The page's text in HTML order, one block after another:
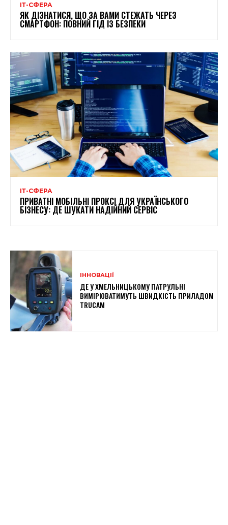
ІТ-СФЕРА
ЯК ДІЗНАТИСЯ, ЩО ЗА ВАМИ СТЕЖАТЬ ЧЕРЕЗ
СМАРТФОН: ПОВНИЙ ГІД ІЗ БЕЗПЕКИ
ІТ-СФЕРА
ПРИВАТНІ МОБІЛЬНІ ПРОКСІ ДЛЯ УКРАЇНСЬКОГО
БІЗНЕСУ: ДЕ ШУКАТИ НАДІЙНИЙ СЕРВІС
ІННОВАЦІЇ
ДЕ У ХМЕЛЬНИЦЬКОМУ ПАТРУЛЬНІ
ВИМІРЮВАТИМУТЬ ШВИДКІСТЬ ПРИЛАДОМ
TRUCAM